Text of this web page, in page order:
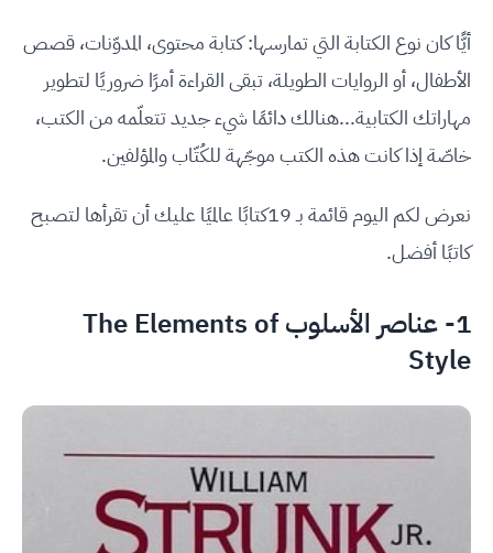
أيًّا كان نوع الكتابة التي تمارسها: كتابة محتوى، المدوّنات، قصص
الأطفال، أو الروايات الطويلة، تبقى القراءة أمرًا ضروريًا لتطوير
مهاراتك الكتابية...هنالك دائمًا شيء جديد تتعلّمه من الكتب،
خاصّة إذا كانت هذه الكتب موجّهة للكُتّاب والمؤلفين.
نعرض لكم اليوم قائمة بـ 19كتابًا عالميًا عليك أن تقرأها لتصبح
كاتبًا أفضل.
1- عناصر الأسلوب The Elements of
Style